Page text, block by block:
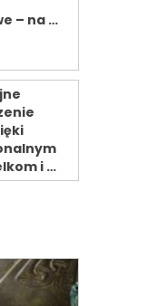
– na …
i …